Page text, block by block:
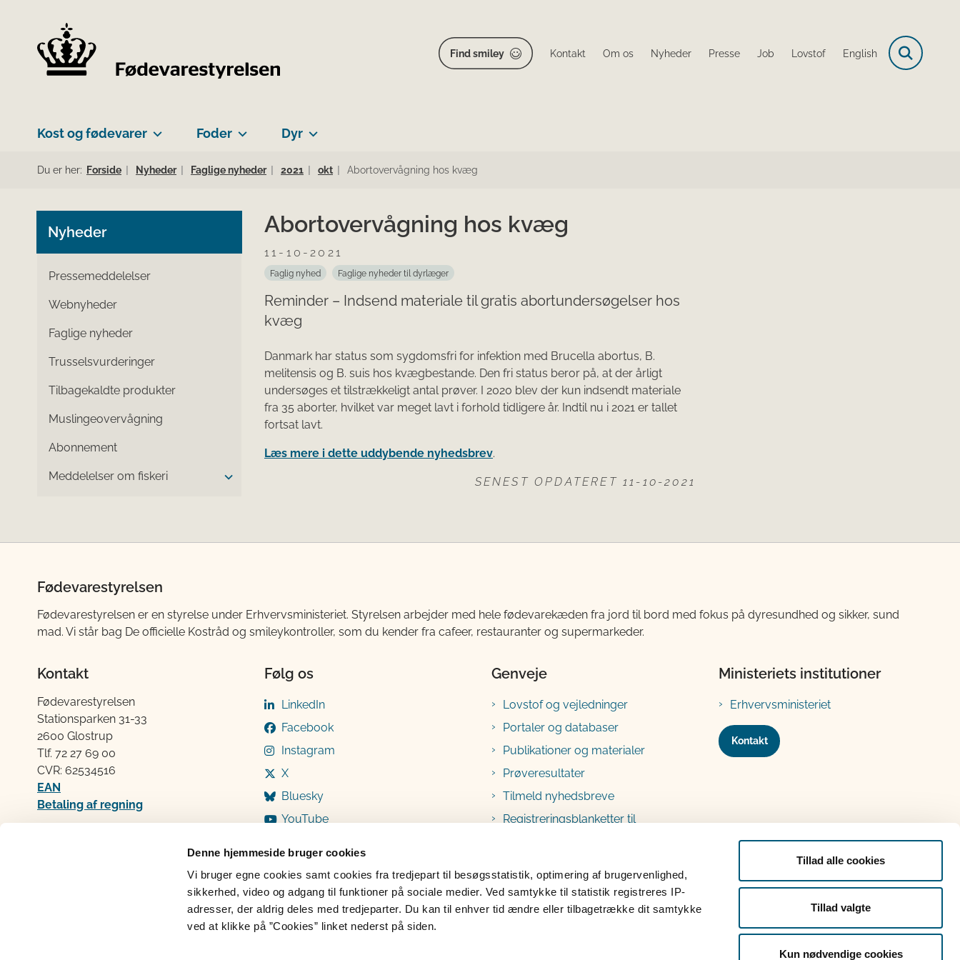
Denne hjemmeside bruger cookies
Vi bruger egne cookies samt cookies fra tredjepart til besøgsstatistik, optimering af brugervenlighed,
sikkerhed, video og adgang til funktioner på sociale medier. Ved samtykke til statistik registreres IP-
adresser, der aldrig deles med tredjeparter. Du kan til enhver tid ændre eller tilbagetrække dit samtykke
ved at klikke på ”Cookies” linket nederst på siden.
Tillad alle cookies
Tillad valgte
Kun nødvendige cookies
Find smiley Kontakt Om os Nyheder Presse Job Lovstof English
Kost og fødevarer Foder Dyr
Du er her: Forside Nyheder Faglige nyheder 2021 okt Abortovervågning hos kvæg
Nyheder
Pressemeddelelser
Webnyheder
Faglige nyheder
Trusselsvurderinger
Tilbagekaldte produkter
Muslingeovervågning
Abonnement
Meddelelser om fiskeri
Abortovervågning hos kvæg
11-10-2021
Faglig nyhed Faglige nyheder til dyrlæger
Reminder – Indsend materiale til gratis abortundersøgelser hos
kvæg
Danmark har status som sygdomsfri for infektion med Brucella abortus, B.
melitensis og B. suis hos kvægbestande. Den fri status beror på, at der årligt
undersøges et tilstrækkeligt antal prøver. I 2020 blev der kun indsendt materiale
fra 35 aborter, hvilket var meget lavt i forhold tidligere år. Indtil nu i 2021 er tallet
fortsat lavt.
Læs mere i dette uddybende nyhedsbrev​.
SENEST OPDATERET 11-10-2021
Fødevarestyrelsen
Fødevarestyrelsen er en styrelse under Erhvervsministeriet. Styrelsen arbejder med hele fødevarekæden fra jord til bord med fokus på dyresundhed og sikker, sund
mad. Vi står bag De officielle Kostråd og smileykontroller, som du kender fra cafeer, restauranter og supermarkeder.
Kontakt
Fødevarestyrelsen
Stationsparken 31-33
2600 Glostrup
Tlf. 72 2​​​7 69 00
CVR: 62534516
EAN
Betaling af regning
Følg os
LinkedIn
Facebook
Instagram
X
Bluesky
YouTube
Genveje
Lovstof og vejledninger
Portaler og databaser
Publikationer og materialer
Prøveresultater
Tilmeld nyhedsbreve
Registreringsblanketter til
Ministeriets institutioner
Erhvervsministeriet
Kontakt